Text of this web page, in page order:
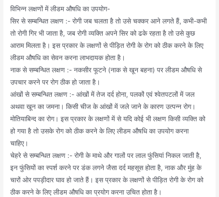
विभिन्न लक्षणों में लीडम औषधि का उपयोग-
सिर से सम्बन्धित लक्षण :- रोगी जब चलता है तो उसे चक्कर आने लगते हैं, कभी-कभी
तो रोगी गिर भी जाता है, जब रोगी व्यक्ति अपने सिर को ढके रहता है तो उसे कुछ
आराम मिलता है। इस प्रकार के लक्षणों से पीड़ित रोगी के रोग को ठीक करने के लिए
लीडम औषधि का सेवन करना लाभदायक होता है।
नाक से सम्बन्धित लक्षण :- नकसीर फूटने (नाक से खून बहना) पर लीडम औषधि से
उपचार करने पर रोग ठीक हो जाता है।
आंखों से सम्बन्धित लक्षण :- आंखों में तेज दर्द होना, पलकों एवं श्वेतपटलों में जल
अथवा खून का जमना। किसी चीज के आंखों में जले जाने के कारण उत्पन्न रोग।
मोतियाबिन्द का रोग। इस प्रकार के लक्षणों में से यदि कोई भी लक्षण किसी व्यक्ति को
हो गया है तो उसके रोग को ठीक करने के लिए लीडम औषधि का उपयोग करना
चाहिए।
चेहरे से सम्बन्धित लक्षण :- रोगी के माथे और गालों पर लाल फुंसियां निकल जाती है,
इन फुंसियों का स्पर्श करने पर डंक लगने जैसा दर्द महसूस होता है, नाक और मुंह के
चारों ओर पपड़ीदार घाव हो जाते हैं। इस प्रकार के लक्षणों से पीड़ित रोगी के रोग को
ठीक करने के लिए लीडम औषधि का प्रयोग करना उचित होता है।